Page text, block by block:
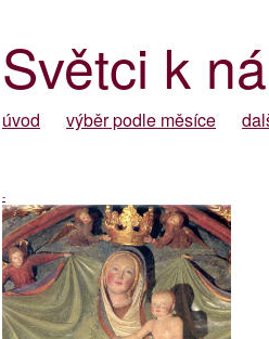
Světci k
úvod výběr podle měsíce
-